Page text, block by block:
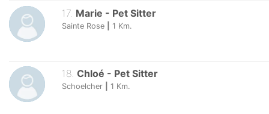
17. Marie - Pet Sitter
Sainte Rose 1 Km.
18. Chloé - Pet Sitter
Schoelcher 1 Km.